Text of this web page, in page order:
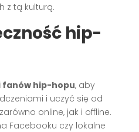
z tą kulturą.
hip-
fanów hip-hopu, aby
i uczyć się od
online, jak i offline.
Facebooku czy lokalne